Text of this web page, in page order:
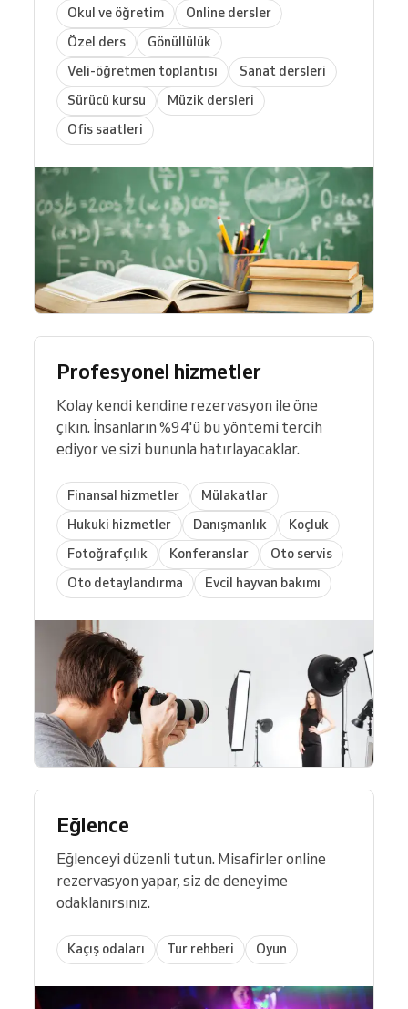
Okul ve öğretim
Online dersler
Özel ders
Gönüllülük
Veli-öğretmen toplantısı
Sanat dersleri
Sürücü kursu
Müzik dersleri
Ofis saatleri
Profesyonel hizmetler
Kolay kendi kendine rezervasyon ile öne
çıkın. İnsanların %94'ü bu yöntemi tercih
ediyor ve sizi bununla hatırlayacaklar.
Finansal hizmetler
Mülakatlar
Hukuki hizmetler
Danışmanlık
Koçluk
Fotoğrafçılık
Konferanslar
Oto servis
Oto detaylandırma
Evcil hayvan bakımı
Eğlence
Eğlenceyi düzenli tutun. Misafirler online
rezervasyon yapar, siz de deneyime
odaklanırsınız.
Kaçış odaları Tur rehberi Oyun